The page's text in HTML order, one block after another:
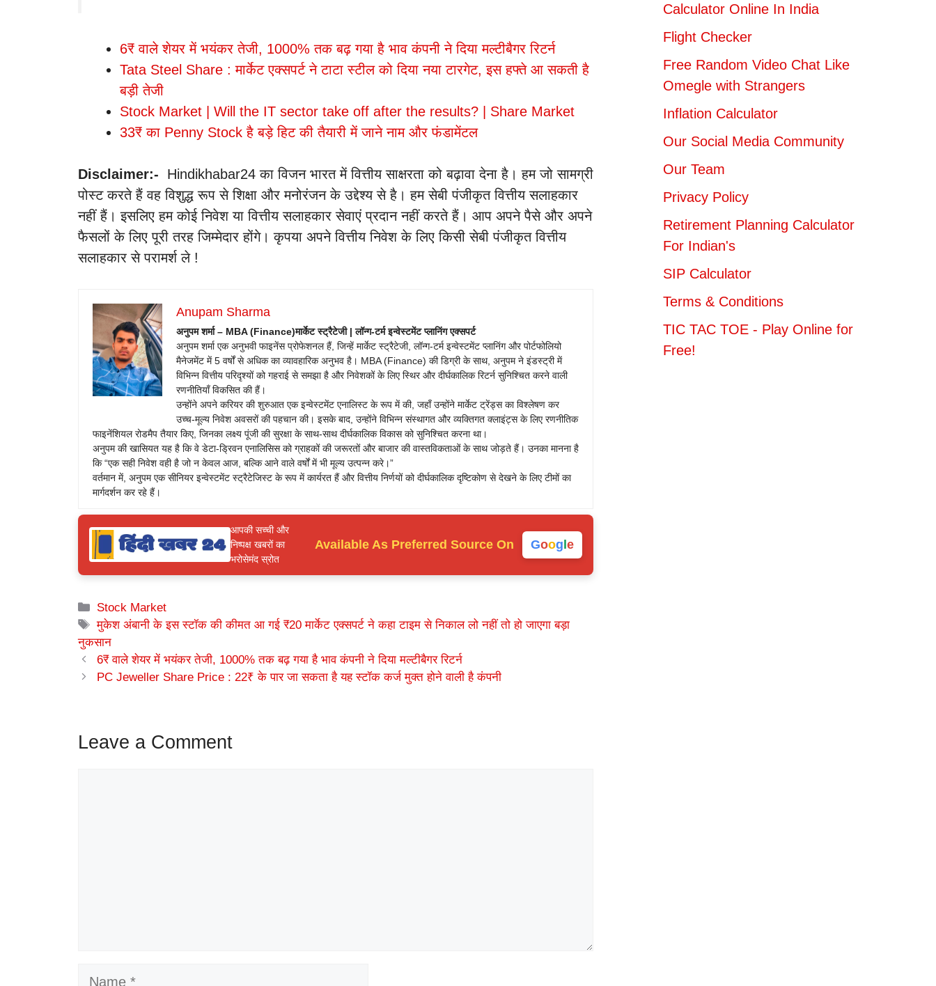
6₹ वाले शेयर में भयंकर तेजी, 1000% तक बढ़ गया है भाव कंपनी ने दिया मल्टीबैगर रिटर्न
Tata Steel Share : मार्केट एक्सपर्ट ने टाटा स्टील को दिया नया टारगेट, इस हफ्ते आ सकती है
बड़ी तेजी
Stock Market | Will the IT sector take off after the results? | Share Market
33₹ का Penny Stock है बड़े हिट की तैयारी में जाने नाम और फंडामेंटल
Disclaimer:- Hindikhabar24 का विजन भारत में वित्तीय साक्षरता को बढ़ावा देना है। हम जो सामग्री
पोस्ट करते हैं वह विशुद्ध रूप से शिक्षा और मनोरंजन के उद्देश्य से है। हम सेबी पंजीकृत वित्तीय सलाहकार
नहीं हैं। इसलिए हम कोई निवेश या वित्तीय सलाहकार सेवाएं प्रदान नहीं करते हैं। आप अपने पैसे और अपने
फैसलों के लिए पूरी तरह जिम्मेदार होंगे। कृपया अपने वित्तीय निवेश के लिए किसी सेबी पंजीकृत वित्तीय
सलाहकार से परामर्श ले !
Anupam Sharma
अनुपम शर्मा – MBA (Finance)मार्केट स्ट्रैटेजी | लॉन्ग-टर्म इन्वेस्टमेंट प्लानिंग एक्सपर्ट
अनुपम शर्मा एक अनुभवी फाइनेंस प्रोफेशनल हैं, जिन्हें मार्केट स्ट्रैटेजी, लॉन्ग-टर्म इन्वेस्टमेंट प्लानिंग और पोर्टफोलियो
मैनेजमेंट में 5 वर्षों से अधिक का व्यावहारिक अनुभव है। MBA (Finance) की डिग्री के साथ, अनुपम ने इंडस्ट्री में
विभिन्न वित्तीय परिदृश्यों को गहराई से समझा है और निवेशकों के लिए स्थिर और दीर्घकालिक रिटर्न सुनिश्चित करने वाली
रणनीतियाँ विकसित की हैं।
उन्होंने अपने करियर की शुरुआत एक इन्वेस्टमेंट एनालिस्ट के रूप में की, जहाँ उन्होंने मार्केट ट्रेंड्स का विश्लेषण कर
उच्च-मूल्य निवेश अवसरों की पहचान की। इसके बाद, उन्होंने विभिन्न संस्थागत और व्यक्तिगत क्लाइंट्स के लिए रणनीतिक
फाइनेंशियल रोडमैप तैयार किए, जिनका लक्ष्य पूंजी की सुरक्षा के साथ-साथ दीर्घकालिक विकास को सुनिश्चित करना था।
अनुपम की खासियत यह है कि वे डेटा-ड्रिवन एनालिसिस को ग्राहकों की जरूरतों और बाजार की वास्तविकताओं के साथ जोड़ते हैं। उनका मानना है
कि “एक सही निवेश वही है जो न केवल आज, बल्कि आने वाले वर्षों में भी मूल्य उत्पन्न करे।”
वर्तमान में, अनुपम एक सीनियर इन्वेस्टमेंट स्ट्रैटेजिस्ट के रूप में कार्यरत हैं और वित्तीय निर्णयों को दीर्घकालिक दृष्टिकोण से देखने के लिए टीमों का
मार्गदर्शन कर रहे हैं।
आपकी सच्ची और
निष्पक्ष खबरों का
भरोसेमंद स्रोत
Available As Preferred Source On Google
Categories
Stock Market
Tags
मुकेश अंबानी के इस स्टॉक की कीमत आ गई ₹20 मार्केट एक्सपर्ट ने कहा टाइम से निकाल लो नहीं तो हो जाएगा बड़ा
नुकसान
6₹ वाले शेयर में भयंकर तेजी, 1000% तक बढ़ गया है भाव कंपनी ने दिया मल्टीबैगर रिटर्न
PC Jeweller Share Price : 22₹ के पार जा सकता है यह स्टॉक कर्ज मुक्त होने वाली है कंपनी
Leave a Comment
Name
Calculator Online In India
Flight Checker
Free Random Video Chat Like
Omegle with Strangers
Inflation Calculator
Our Social Media Community
Our Team
Privacy Policy
Retirement Planning Calculator
For Indian's
SIP Calculator
Terms & Conditions
TIC TAC TOE - Play Online for
Free!